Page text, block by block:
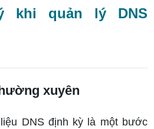
khi quản lý DNS
xuyên
DNS định kỳ là một bước